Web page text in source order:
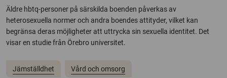
Äldre hbtq-personer på särskilda boenden påverkas av
heterosexuella normer och andra boendes attityder, vilket kan
begränsa deras möjligheter att uttrycka sin sexuella identitet. Det
visar en studie från Örebro universitet.
Jämställdhet Vård och omsorg